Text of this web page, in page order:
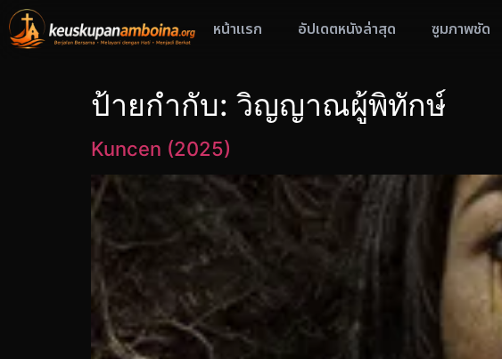
หน้าแรก อัปเดตหนังล่าสุด ซูมภาพชัด
ป้ายกำกับ: วิญญาณผู้พิทักษ์
Kuncen (2025)